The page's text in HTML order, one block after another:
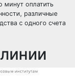
минут оплатить
различные
с одного счета